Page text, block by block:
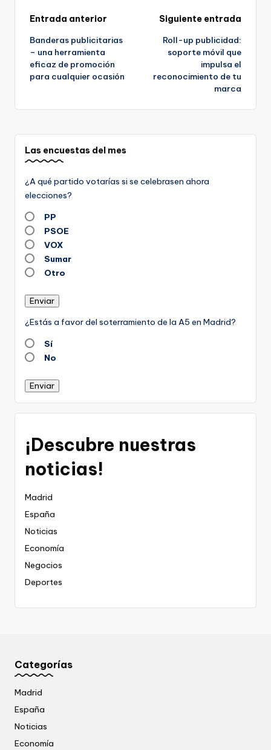
Navegación
de
entradas
Entrada anterior
Banderas publicitarias
– una herramienta
eficaz de promoción
para cualquier ocasión
Siguiente entrada
Roll-up publicidad:
soporte móvil que
impulsa el
reconocimiento de tu
marca
Las encuestas del mes
¿A qué partido votarías si se celebrasen ahora
elecciones?
PP
PSOE
VOX
Sumar
Otro
Enviar
¿Estás a favor del soterramiento de la A5 en Madrid?
Sí
No
Enviar
¡Descubre nuestras
noticias!
Madrid
España
Noticias
Economía
Negocios
Deportes
Categorías
Madrid
España
Noticias
Economía